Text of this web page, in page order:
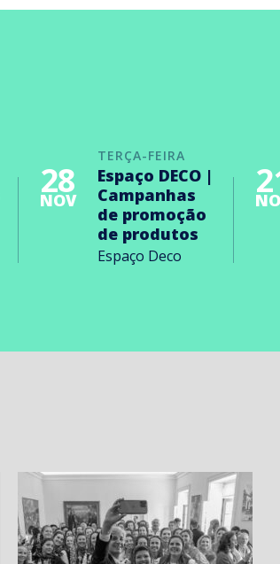
TERÇA-FEIRA
28
NOV
Espaço DECO |
Campanhas
de promoção
de produtos
Espaço Deco